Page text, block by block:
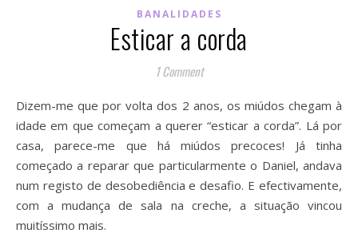
BANALIDADES
Esticar a corda
1 Comment
Dizem-me que por volta dos 2 anos, os miúdos chegam à
idade em que começam a querer “esticar a corda”. Lá por
casa, parece-me que há miúdos precoces! Já tinha
começado a reparar que particularmente o Daniel, andava
num registo de desobediência e desafio. E efectivamente,
com a mudança de sala na creche, a situação vincou
muitíssimo mais.